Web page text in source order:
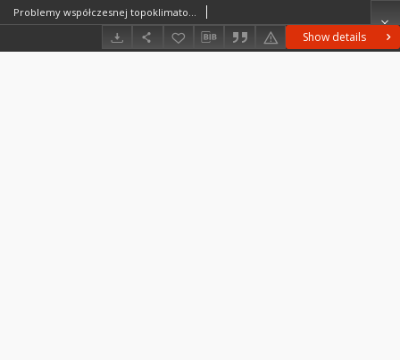
Show details
Problemy współczesnej topoklimatologii = Problems of contemporary topoclimatology